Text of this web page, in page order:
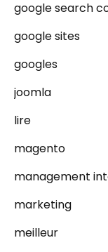
google search
google sites
googles
joomla
lire
magento
management
marketing
meilleur